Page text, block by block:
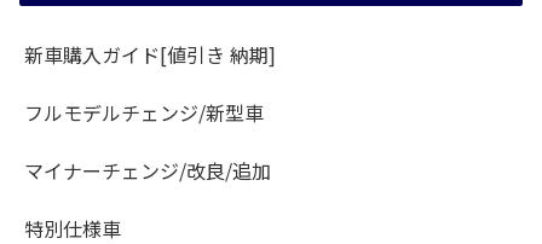
新車購入ガイド[値引き 納期]
フルモデルチェンジ/新型車
マイナーチェンジ/改良/追加
特別仕様車